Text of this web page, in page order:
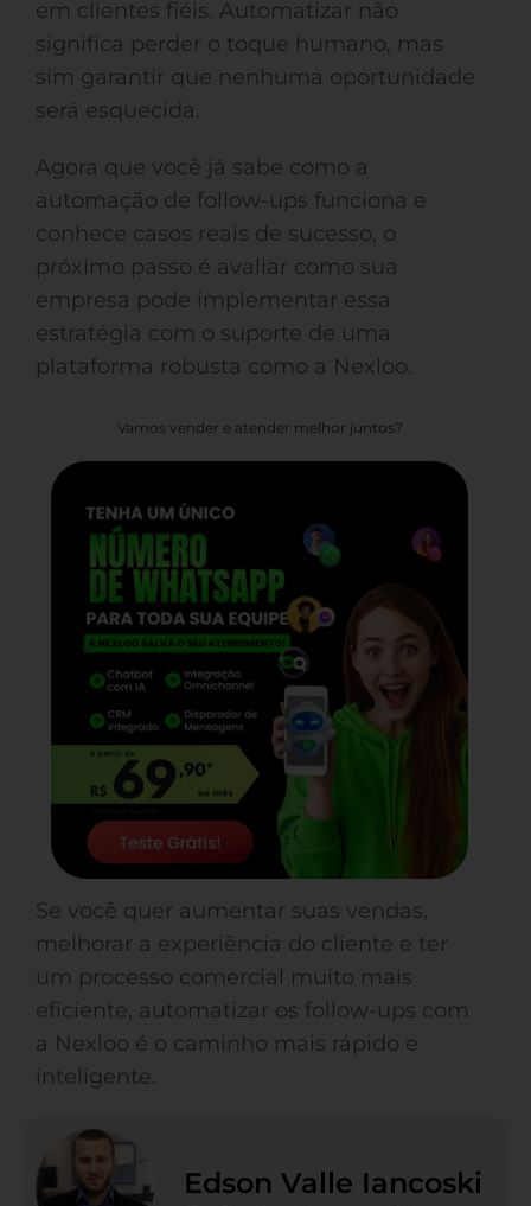
em clientes fiéis. Automatizar não
significa perder o toque humano, mas
sim garantir que nenhuma oportunidade
será esquecida.
Agora que você já sabe como a
automação de follow-ups funciona e
conhece casos reais de sucesso, o
próximo passo é avaliar como sua
empresa pode implementar essa
estratégia com o suporte de uma
plataforma robusta como a Nexloo.
Vamos vender e atender melhor juntos?
Se você quer aumentar suas vendas,
melhorar a experiência do cliente e ter
um processo comercial muito mais
eficiente, automatizar os follow-ups com
a Nexloo é o caminho mais rápido e
inteligente.
Edson Valle Iancoski